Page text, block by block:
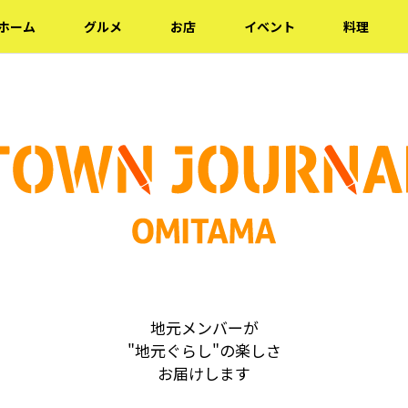
ーム グルメ お店 イベント 料理
地元メンバーが
"地元ぐらし"の楽しさ
お届けします